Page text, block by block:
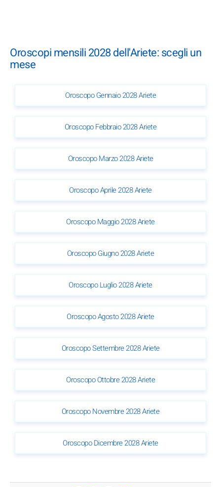
Oroscopi mensili 2028 dell'Ariete: scegli un
mese
Oroscopo Gennaio 2028 Ariete
Oroscopo Febbraio 2028 Ariete
Oroscopo Marzo 2028 Ariete
Oroscopo Aprile 2028 Ariete
Oroscopo Maggio 2028 Ariete
Oroscopo Giugno 2028 Ariete
Oroscopo Luglio 2028 Ariete
Oroscopo Agosto 2028 Ariete
Oroscopo Settembre 2028 Ariete
Oroscopo Ottobre 2028 Ariete
Oroscopo Novembre 2028 Ariete
Oroscopo Dicembre 2028 Ariete